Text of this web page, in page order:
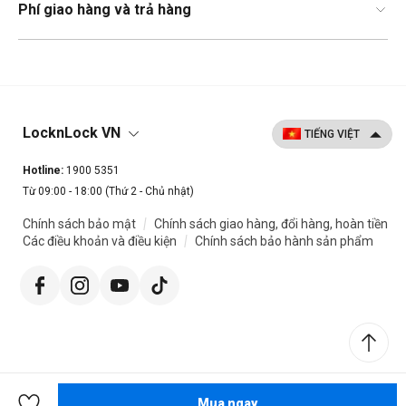
Phí giao hàng và trả hàng
LocknLock VN
Hotline: 1900 5351
Từ 09:00 - 18:00 (Thứ 2 - Chủ nhật)
Chính sách bảo mật | Chính sách giao hàng, đổi hàng, hoàn tiền
Các điều khoản và điều kiện
| Chính sách bảo hành sản phẩm